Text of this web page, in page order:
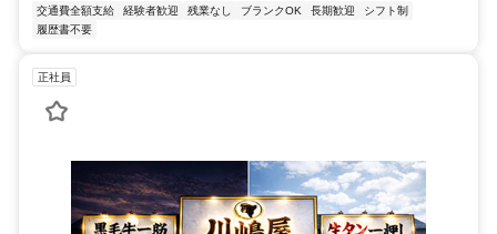
交通費全額支給 経験者歓迎 残業なし ブランクOK 長期歓迎
シフト制
履歴書不要
正社員